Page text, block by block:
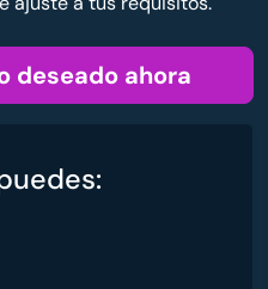
deseado ahora